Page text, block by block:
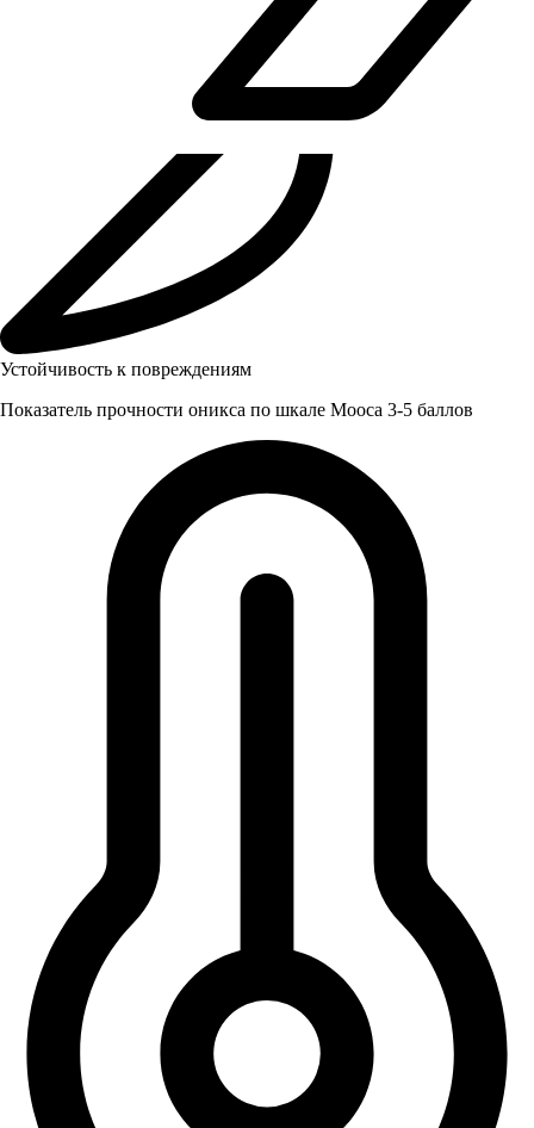
Устойчивость к повреждениям
Показатель прочности оникса по шкале Мооса 3-5 баллов